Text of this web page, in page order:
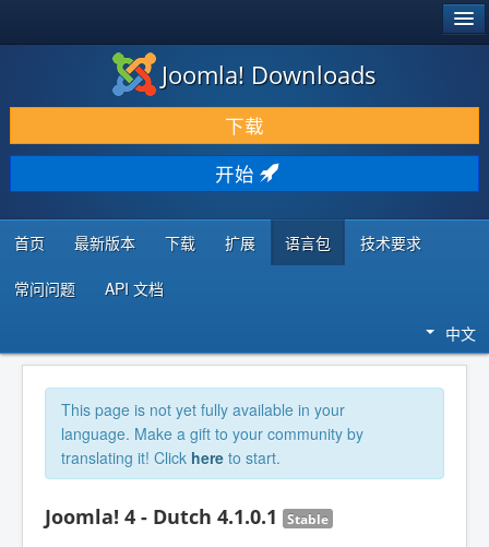
下载 & 扩展
发现 & 学习
社区 & 支持
开发者资源
Joomla! Downloads
下载
开始
首页 最新版本 下载 扩展 语言包 技术要求
常问问题 API 文档
中文
This page is not yet fully available in your
language. Make a gift to your community by
translating it! Click here to start.
Joomla! 4 - Dutch 4.1.0.1 Stable